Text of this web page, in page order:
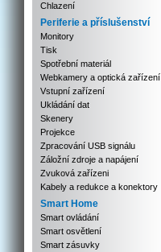
Chlazení
Periferie a příslušenství
Monitory
Tisk
Spotřební materiál
Webkamery a optická zařízení
Vstupní zařízení
Ukládání dat
Skenery
Projekce
Zpracování USB signálu
Záložní zdroje a napájení
Zvuková zařízeni
Kabely a redukce a konektory
Smart Home
Smart ovládání
Smart osvětlení
Smart zásuvky